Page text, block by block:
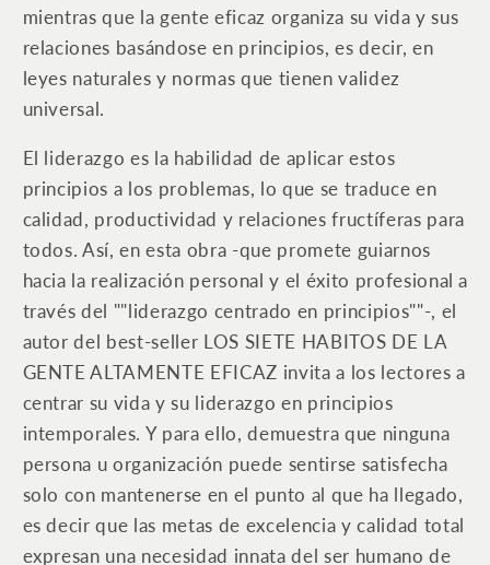
mientras que la gente eficaz organiza su vida y sus
relaciones basándose en principios, es decir, en
leyes naturales y normas que tienen validez
universal.
El liderazgo es la habilidad de aplicar estos
principios a los problemas, lo que se traduce en
calidad, productividad y relaciones fructíferas para
todos. Así, en esta obra -que promete guiarnos
hacia la realización personal y el éxito profesional a
través del ""liderazgo centrado en principios""-, el
autor del best-seller LOS SIETE HABITOS DE LA
GENTE ALTAMENTE EFICAZ invita a los lectores a
centrar su vida y su liderazgo en principios
intemporales. Y para ello, demuestra que ninguna
persona u organización puede sentirse satisfecha
solo con mantenerse en el punto al que ha llegado,
es decir que las metas de excelencia y calidad total
expresan una necesidad innata del ser humano de